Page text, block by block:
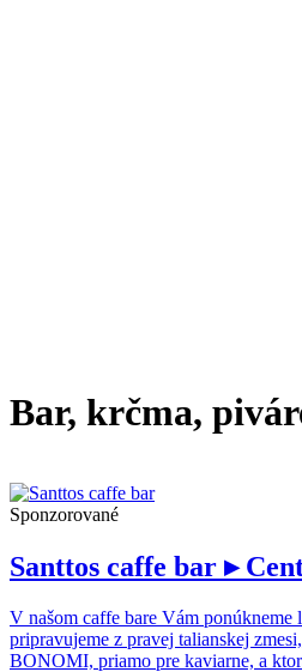
Bar, krčma,
Sponzorované
Santtos caffe bar ▸
V našom caffe bare Vám ponúkneme
pripravujeme z pravej talianskej
BONOMI, priamo pre kaviarne, a